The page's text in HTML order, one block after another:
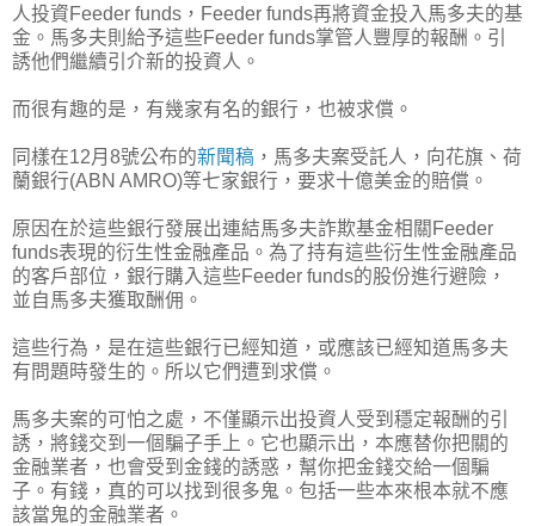
人投資Feeder funds，Feeder funds再將資金投入馬多夫的基
金。馬多夫則給予這些Feeder funds掌管人豐厚的報酬。引
誘他們繼續引介新的投資人。
而很有趣的是，有幾家有名的銀行，也被求償。
同樣在12月8號公布的新聞稿 ，馬多夫案受託人，向花旗、荷
蘭銀行(ABN AMRO)等七家銀行，要求十億美金的賠償。
原因在於這些銀行發展出連結馬多夫詐欺基金相關Feeder
funds表現的衍生性金融產品。為了持有這些衍生性金融產品
的客戶部位，銀行購入這些Feeder funds的股份進行避險，
並自馬多夫獲取酬佣。
這些行為，是在這些銀行已經知道，或應該已經知道馬多夫
有問題時發生的。所以它們遭到求償。
馬多夫案的可怕之處，不僅顯示出投資人受到穩定報酬的引
誘，將錢交到一個騙子手上。它也顯示出，本應替你把關的
金融業者，也會受到金錢的誘惑，幫你把金錢交給一個騙
子。有錢，真的可以找到很多鬼。包括一些本來根本就不應
該當鬼的金融業者。